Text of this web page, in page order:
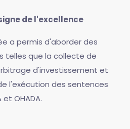
de l'excellence
a permis d'aborder des
telles que la collecte de
d'investissement et
l'exécution des sentences
et OHADA.